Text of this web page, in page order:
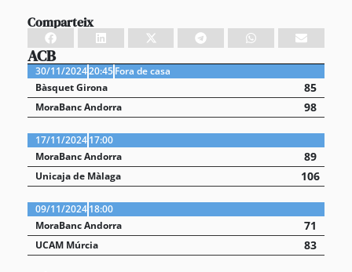
Comparteix
ACB
30/11/202420:45Fora de casa
Bàsquet Girona
85
MoraBanc Andorra 98
17/11/202417:00
MoraBanc Andorra
89
Unicaja de Màlaga 106
09/11/202418:00
MoraBanc Andorra
71
UCAM Múrcia 83